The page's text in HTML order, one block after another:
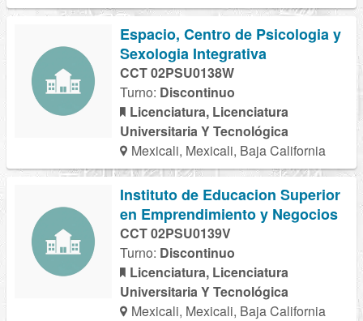
Espacio, Centro de Psicologia y
Sexologia Integrativa
CCT 02PSU0138W
Turno: Discontinuo
Licenciatura, Licenciatura
Universitaria Y Tecnológica
Mexicali, Mexicali, Baja California
Instituto de Educacion Superior
en Emprendimiento y Negocios
CCT 02PSU0139V
Turno: Discontinuo
Licenciatura, Licenciatura
Universitaria Y Tecnológica
Mexicali, Mexicali, Baja California